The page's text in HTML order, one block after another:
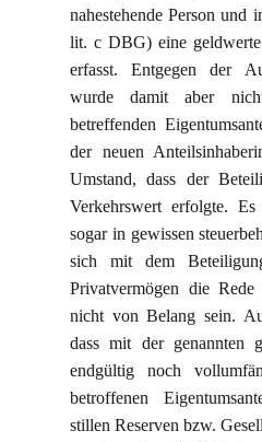
nahestehende Person
lit. c DBG) eine
erfasst. Entgegen der
wurde damit aber
betreffenden
der neuen
Umstand, dass der
Verkehrswert erfolgte.
sogar in gewissen
sich mit dem
Privatvermögen die
nicht von Belang sein.
dass mit der genannten
endgültig noch
betroffenen
stillen Reserven bzw.